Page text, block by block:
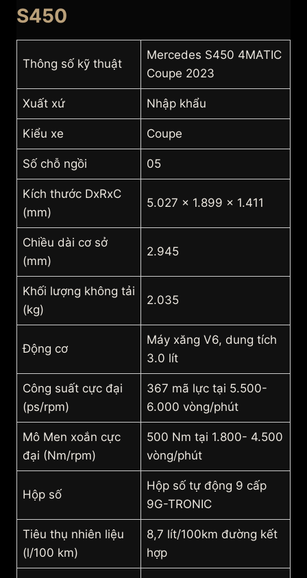
S450
Thông số kỹ thuật
Mercedes S450 4MATIC
Coupe 2023
Xuất xứ Nhập khẩu
Kiểu xe Coupe
Số chỗ ngồi 05
Kích thước DxRxC
(mm)
5.027 x 1.899 x 1.411
Chiều dài cơ sở
(mm)
2.945
Khối lượng không tải
(kg)
2.035
Động cơ
Máy xăng V6, dung tích
3.0 lít
Công suất cực đại
(ps/rpm)
367 mã lực tại 5.500-
6.000 vòng/phút
Mô Men xoắn cực
đại (Nm/rpm)
500 Nm tại 1.800- 4.500
vòng/phút
Hộp số
Hộp số tự động 9 cấp
9G-TRONIC
Tiêu thụ nhiên liệu
(l/100 km)
8,7 lít/100km đường kết
hợp